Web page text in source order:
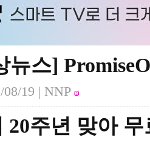
뉴스]
08/19 | NNP
20주년 맞아